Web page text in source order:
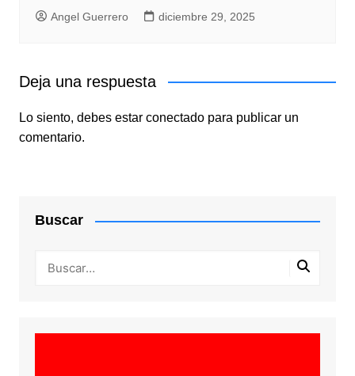
Angel Guerrero diciembre 29, 2025
Deja una respuesta
Lo siento, debes estar conectadopara publicar un
comentario.
Buscar